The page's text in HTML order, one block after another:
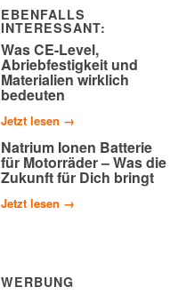
EBENFALLS
INTERESSANT:
Was CE-Level,
Abriebfestigkeit und
Materialien wirklich
bedeuten
Jetzt lesen →
Natrium Ionen Batterie
für Motorräder – Was die
Zukunft für Dich bringt
Jetzt lesen →
WERBUNG